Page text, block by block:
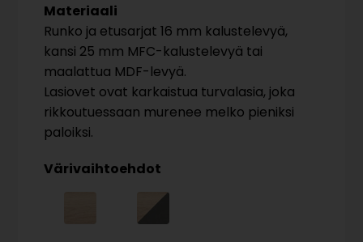
Materiaali
Runko ja etusarjat 16 mm kalustelevyä,
kansi 25 mm MFC-kalustelevyä tai
maalattua MDF-levyä.
Lasiovet ovat karkaistua turvalasia, joka
rikkoutuessaan murenee melko pieniksi
paloiksi.
Värivaihtoehdot